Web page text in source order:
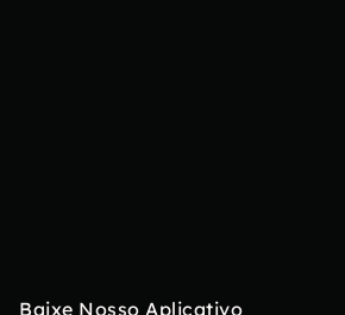
Baixe Nosso Aplicativo